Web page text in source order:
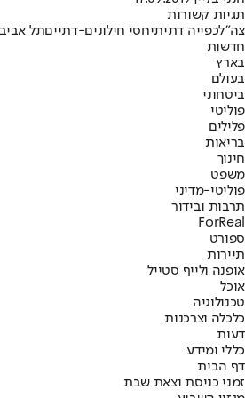
תגיות קשורות
צה"לכפייה דתיתיחסי חילונים-דתייםתל אביב
חדשות
בארץ
בעולם
ביטחוני
פוליטי
פלילים
בריאות
חינוך
משפט
פוליטי-מדיני
תרבות ובידור
ForReal
ספורט
תיירות
אופנה ולייף סטייל
אוכל
טכנולוגיה
כלכלה וצרכנות
דעות
כללי ומידע
דף הבית
זמני כניסת וצאת שבת